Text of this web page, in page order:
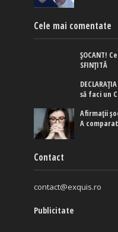
Cele mai comentate
ȘOCANT!
SFINȚITĂ
să faci un
Afirmaţii
A
Contact
contact@exquis.ro
Publicitate